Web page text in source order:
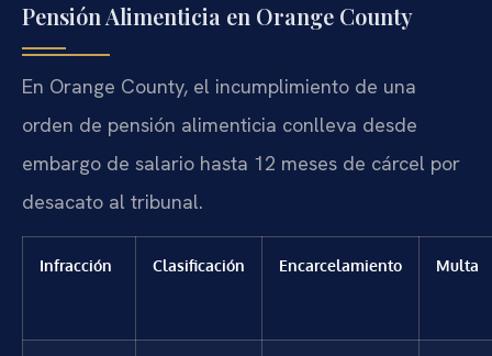
Pensión Alimenticia en Orange County
En Orange County, el incumplimiento de una
orden de pensión alimenticia conlleva desde
embargo de salario hasta 12 meses de cárcel por
desacato al tribunal.
Infracción Clasificación Encarcelamiento Multa